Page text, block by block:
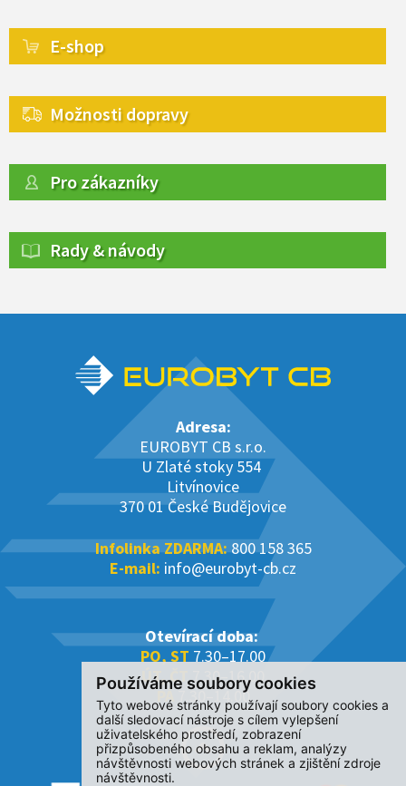
Používáme soubory cookies
Tyto webové stránky používají soubory cookies a
další sledovací nástroje s cílem vylepšení
uživatelského prostředí, zobrazení
přizpůsobeného obsahu a reklam, analýzy
návštěvnosti webových stránek a zjištění zdroje
návštěvnosti.
E-shop
Možnosti dopravy
Pro zákazníky
Rady & návody
Adresa:
EUROBYT CB s.r.o.
U Zlaté stoky 554
Litvínovice
370 01 České Budějovice
Infolinka ZDARMA:800 158 365
E-mail: info@eurobyt-cb.cz
Otevírací doba:
PO, ST 7.30–17.00
ÚT, ČT7.30–16.00
PÁ7.30–14.00